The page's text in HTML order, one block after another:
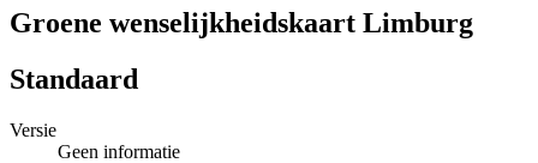
Groene wenselijkheidskaart Limburg
Standaard
Versie
Geen informatie